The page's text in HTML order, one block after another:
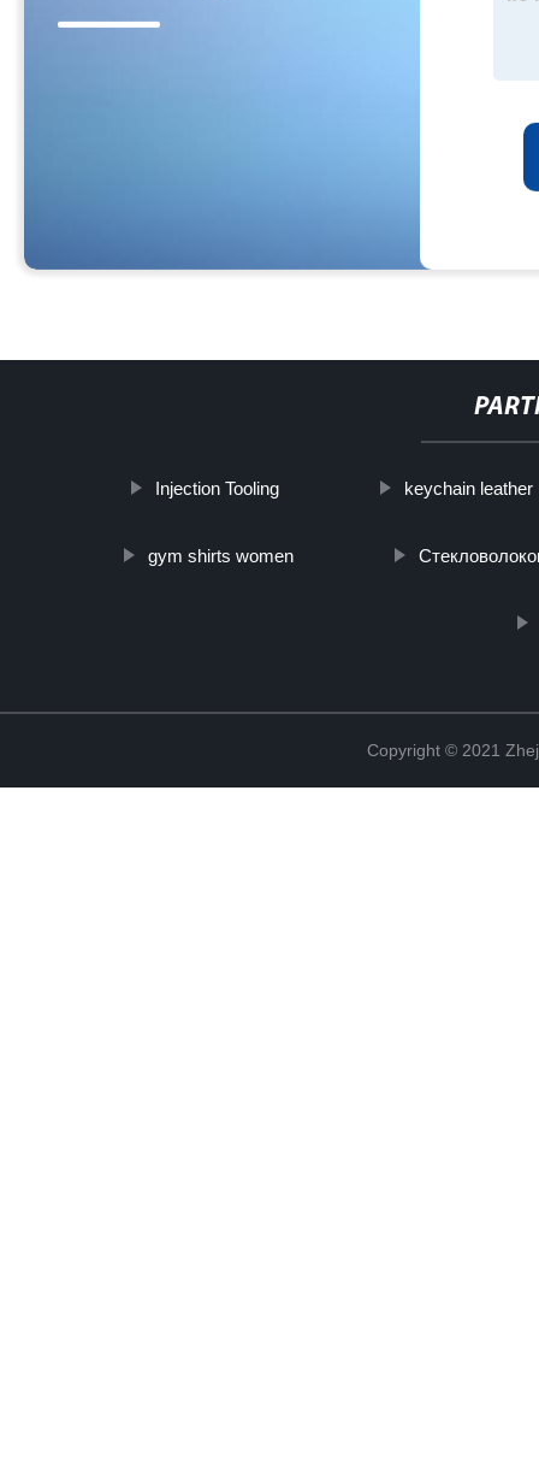
Injection Tooling keychain leather
gym shirts women
Copyright © 2021